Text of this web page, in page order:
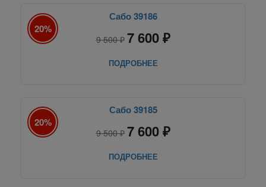
20%
Сабо 39186
9 500 ₽ 7 600 ₽
ПОДРОБНЕЕ
20%
Сабо 39185
9 500 ₽ 7 600 ₽
ПОДРОБНЕЕ